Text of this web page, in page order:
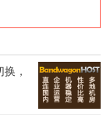
，